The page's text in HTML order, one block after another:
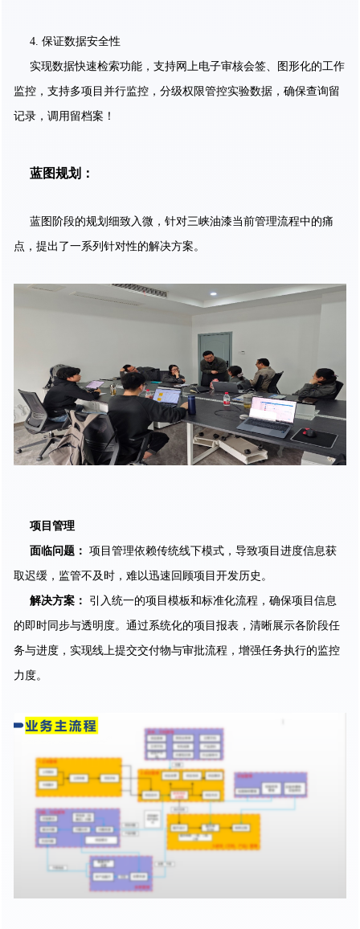
4. 保证数据安全性
实现数据快速检索功能，支持网上电子审核会签、图形化的工作
监控，支持多项目并行监控，分级权限管控实验数据，确保查询留
记录，调用留档案！
蓝图规划：
蓝图阶段的规划细致入微，针对三峡油漆当前管理流程中的痛
点，提出了一系列针对性的解决方案。
项目管理
面临问题 ： 项目管理依赖传统线下模式，导致项目进度信息获
取迟缓，监管不及时，难以迅速回顾项目开发历史。
解决方案 ： 引入统一的项目模板和标准化流程，确保项目信息
的即时同步与透明度。通过系统化的项目报表，清晰展示各阶段任
务与进度，实现线上提交交付物与审批流程，增强任务执行的监控
力度。